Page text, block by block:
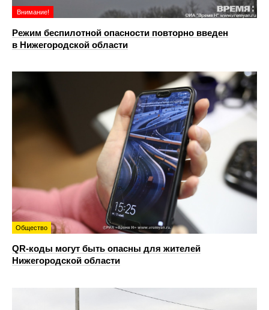
Внимание!
Режим беспилотной опасности повторно введен
в Нижегородской области
Общество
QR-коды могут быть опасны для жителей
Нижегородской области